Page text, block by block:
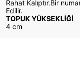
Rahat Kalıptır.Bir
Edilir.
TOPUK YÜKSEKLİĞİ
4 cm